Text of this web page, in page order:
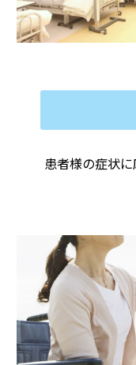
患者様の症状